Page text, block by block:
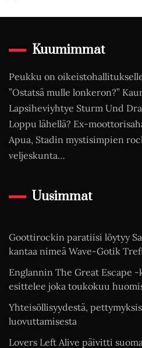
Kuumimmat
Peukku on
”Ostatsä mulle lonkeron?”
Lapsiheviyhtye Sturm Und
Loppu lähellä? Ex-
Apua, Stadin mystisimpien
veljeskunta…
Uusimmat
Goottirockin paratiisi löytyy
kantaa nimeä Wave-Gotik
Englannin The Great Escape
esittelee joka toukokuu
Yhteisöllisyydestä,
luovuttamisesta
Lovers Left Alive päivitti